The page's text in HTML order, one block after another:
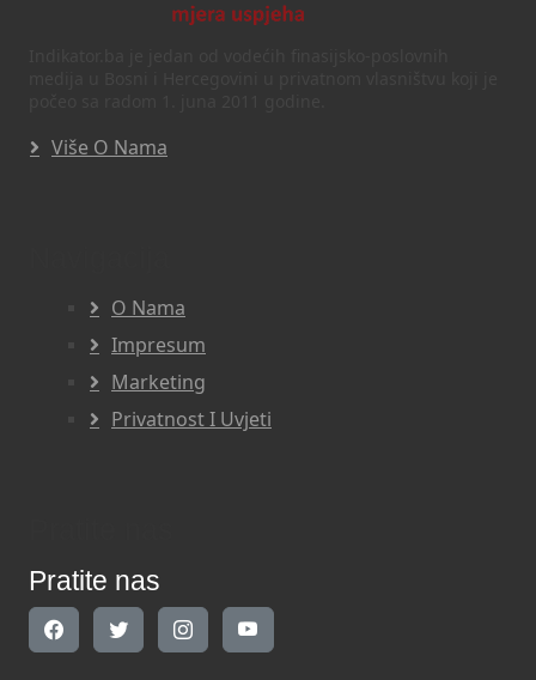
Više O Nama
O Nama
Impresum
Marketing
Privatnost I Uvjeti
Pratite nas